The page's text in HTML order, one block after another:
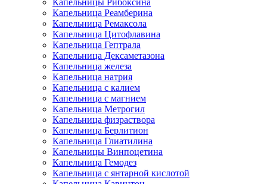
Капельница Реамберина
Капельница Ремаксола
Капельница Цитофлавина
Капельница Гептрала
Капельница Дексаметазона
Капельница железа
Капельница натрия
Капельница с калием
Капельница с магнием
Капельница Метрогил
Капельница физраствора
Капельница Берлитион
Капельница Глиатилина
Капельницы Винпоцетина
Капельница Гемодез
Капельница с янтарной кислотой